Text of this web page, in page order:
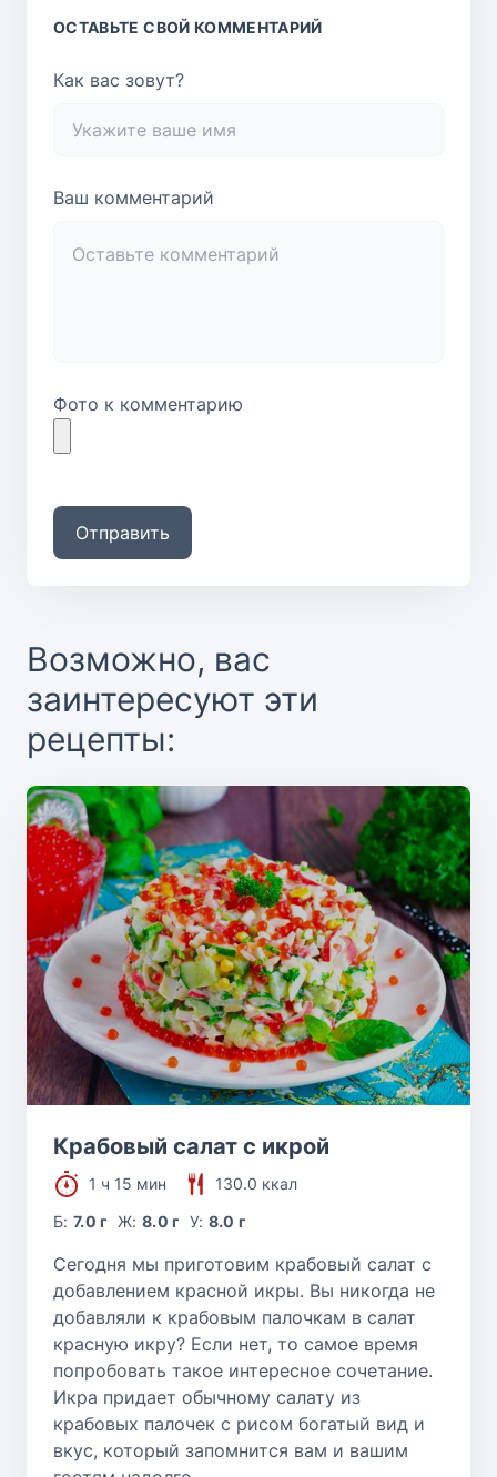
ОСТАВЬТЕ СВОЙ КОММЕНТАРИЙ
Как вас зовут?
Ваш комментарий
Фото к комментарию
Отправить
Возможно, вас
заинтересуют эти
рецепты:
Крабовый салат с икрой
1 ч 15 мин
130.0 ккал
Б:7.0 г Ж: 8.0 г У: 8.0 г
Сегодня мы приготовим крабовый салат с
добавлением красной икры. Вы никогда не
добавляли к крабовым палочкам в салат
красную икру? Если нет, то самое время
попробовать такое интересное сочетание.
Икра придает обычному салату из
крабовых палочек с рисом богатый вид и
вкус, который запомнится вам и вашим